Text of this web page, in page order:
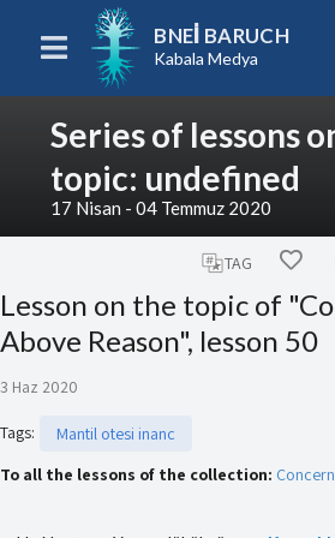
BNEI BARUCH
Kabala Medya
Series of lessons
topic: undefined
17 Nisan - 04 Temmuz 2020
TAG
Lesson on the topic of
Above Reason", lesson 50
3 Haz 2020
Tags:
Mantil otesi inanc
To all the lessons of the collection: